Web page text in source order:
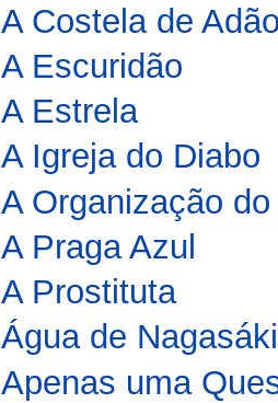
A Costela de
A Escuridão
A Estrela
A Igreja do Diabo
A Organização
A Praga Azul
A Prostituta
Água de Nagasáki
Apenas uma